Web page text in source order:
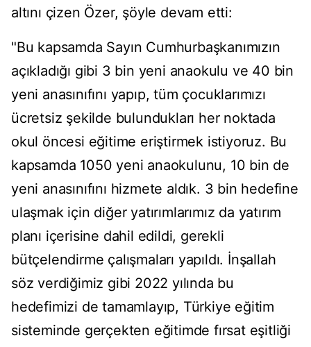
altını çizen Özer, şöyle devam etti:
"Bu kapsamda Sayın Cumhurbaşkanımızın
açıkladığı gibi 3 bin yeni anaokulu ve 40 bin
yeni anasınıfını yapıp, tüm çocuklarımızı
ücretsiz şekilde bulundukları her noktada
okul öncesi eğitime eriştirmek istiyoruz. Bu
kapsamda 1050 yeni anaokulunu, 10 bin de
yeni anasınıfını hizmete aldık. 3 bin hedefine
ulaşmak için diğer yatırımlarımız da yatırım
planı içerisine dahil edildi, gerekli
bütçelendirme çalışmaları yapıldı. İnşallah
söz verdiğimiz gibi 2022 yılında bu
hedefimizi de tamamlayıp, Türkiye eğitim
sisteminde gerçekten eğitimde fırsat eşitliği